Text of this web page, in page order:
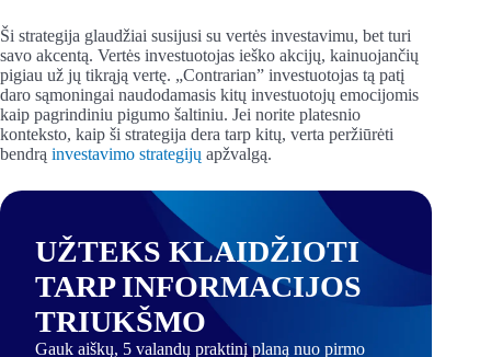
Ši strategija glaudžiai susijusi su vertės investavimu, bet turi
savo akcentą. Vertės investuotojas ieško akcijų, kainuojančių
pigiau už jų tikrąją vertę. „Contrarian” investuotojas tą patį
daro sąmoningai naudodamasis kitų investuotojų emocijomis
kaip pagrindiniu pigumo šaltiniu. Jei norite platesnio
konteksto, kaip ši strategija dera tarp kitų, verta peržiūrėti
bendrą investavimo strategijų apžvalgą.
UŽTEKS KLAIDŽIOTI
TARP INFORMACIJOS
TRIUKŠMO
Gauk aiškų, 5 valandų praktinį planą nuo pirmo